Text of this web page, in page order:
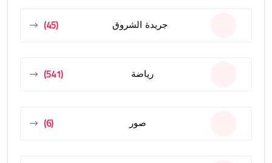
جريدة الشروق (45)
رياضة (541)
صور (6)